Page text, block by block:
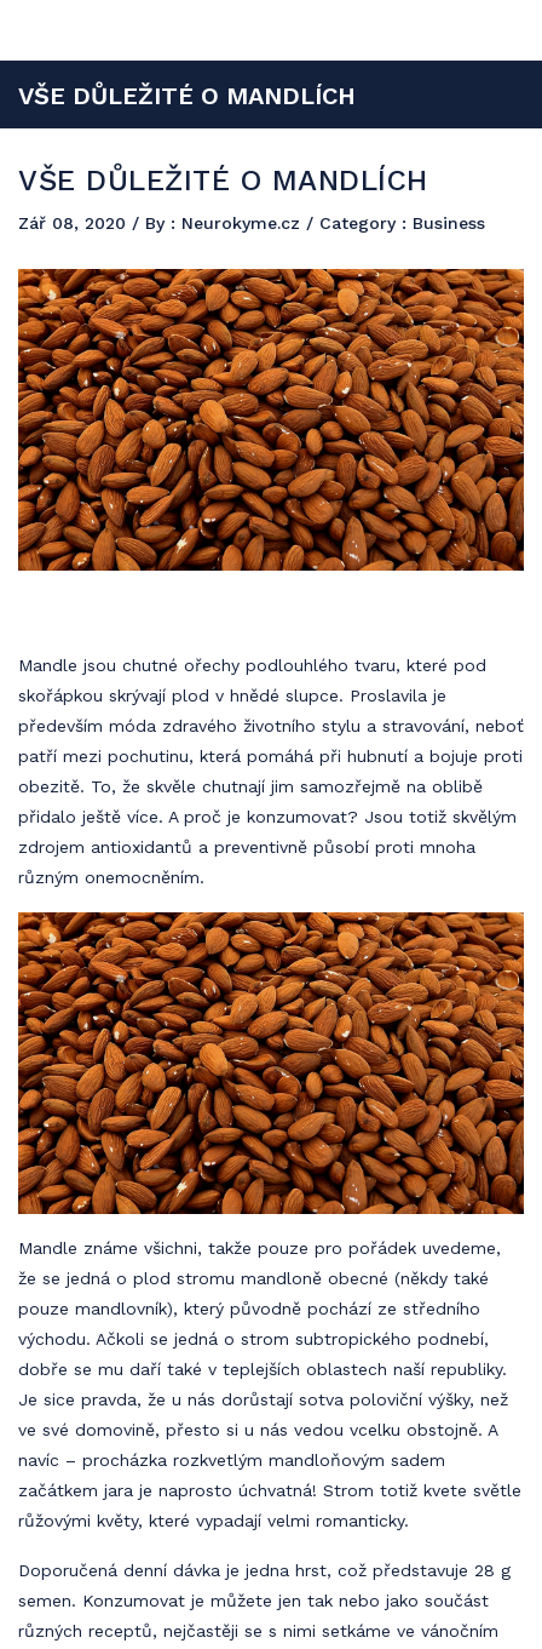
udělat dobré jméno formou PR článků s publikací na našem
VŠE DŮLEŽITÉ O MANDLÍCH
VŠE DŮLEŽITÉ O MANDLÍCH
Zář 08, 2020 / By : Neurokyme.cz / Category : Business
Mandle jsou chutné ořechy podlouhlého tvaru, které pod
skořápkou skrývají plod v hnědé slupce. Proslavila je
především móda zdravého životního stylu a stravování, neboť
patří mezi pochutinu, která pomáhá při hubnutí a bojuje proti
obezitě. To, že skvěle chutnají jim samozřejmě na oblibě
přidalo ještě více. A proč je konzumovat? Jsou totiž skvělým
zdrojem antioxidantů a preventivně působí proti mnoha
různým onemocněním.
Mandle známe všichni, takže pouze pro pořádek uvedeme,
že se jedná o plod stromu mandloně obecné (někdy také
pouze mandlovník), který původně pochází ze středního
východu. Ačkoli se jedná o strom subtropického podnebí,
dobře se mu daří také v teplejších oblastech naší republiky.
Je sice pravda, že u nás dorůstají sotva poloviční výšky, než
ve své domovině, přesto si u nás vedou vcelku obstojně. A
navíc – procházka rozkvetlým mandloňovým sadem
začátkem jara je naprosto úchvatná! Strom totiž kvete světle
růžovými květy, které vypadají velmi romanticky.
Doporučená denní dávka je jedna hrst, což představuje 28 g
semen. Konzumovat je můžete jen tak nebo jako součást
různých receptů, nejčastěji se s nimi setkáme ve vánočním